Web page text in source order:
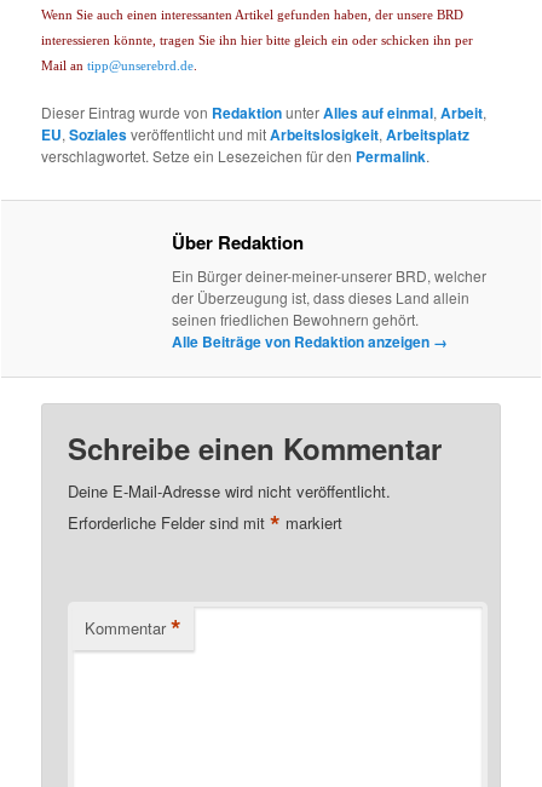
Wenn Sie auch einen interessanten Artikel gefunden haben, der unsere BRD
interessieren könnte, tragen Sie ihn hier bitte gleich ein oder schicken ihn per
Mail antipp@unserebrd.de
Dieser Eintrag wurde von RedaktionunterAlles auf einmal,Arbeit,
EU,Sozialesveröffentlicht und mitArbeitslosigkeit,Arbeitsplatz
verschlagwortet. Setze ein Lesezeichen für den Permalink.
Über Redaktion
Ein Bürger deiner-meiner-unserer BRD, welcher
der Überzeugung ist, dass dieses Land allein
seinen friedlichen Bewohnern gehört.
Alle Beiträge von Redaktion anzeigen →
Schreibe einen Kommentar
Deine E-Mail-Adresse wird nicht veröffentlicht.
Erforderliche Felder sind mit* markiert
Kommentar *